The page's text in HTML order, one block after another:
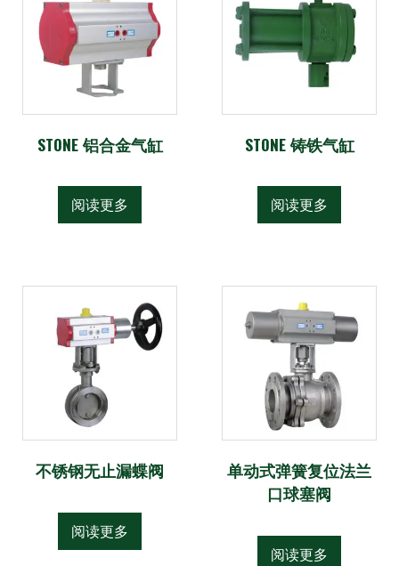
STONE 铝合金气缸
阅读更多
STONE 铸铁气缸
阅读更多
不锈钢无止漏蝶阀
阅读更多
单动式弹簧复位法兰
口球塞阀
阅读更多